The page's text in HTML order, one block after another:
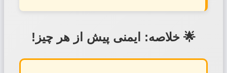
🌟 خلاصه: ایمنی پیش از هر چیز!